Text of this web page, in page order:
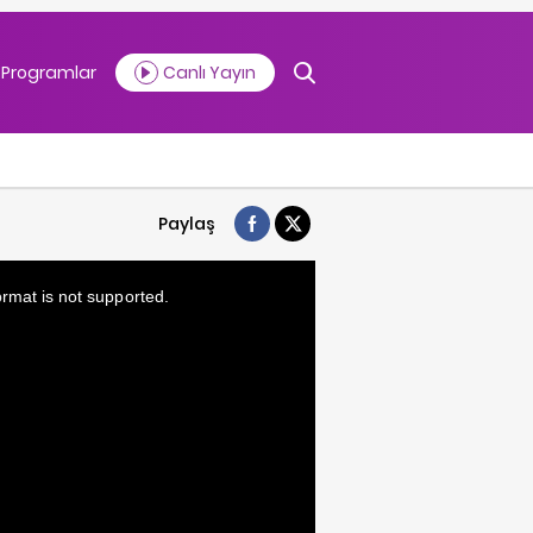
Programlar Canlı Yayın
Paylaş
is not supported.